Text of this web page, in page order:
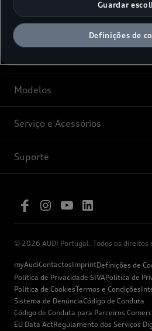
Modelos
Serviço e Acessórios
Suporte
© 2026 AUDI Portugal. Todos os direitos
myAudiContactosImprintDefinições de
Política de Privacidade SIVAPolitica de
Política de CookiesTermos e Condições
Sistema de DenúnciaCódigo de Conduta
Código de Conduta para Parceiros
EU Data ActRegulamento dos Serviços
Guardar
Definições de